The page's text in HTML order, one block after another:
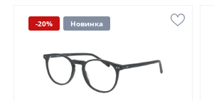
-20% Новинка